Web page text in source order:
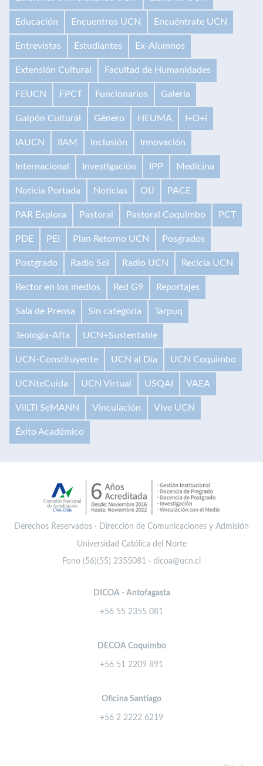
Educación Encuentros UCN Encuéntrate UCN
Entrevistas Estudiantes Ex-Alumnos
Extensión Cultural Facultad de Humanidades
FEUCN FPCT Funcionarios Galería
Galpón Cultural Género HEUMA I+D+i
IAUCN IIAM Inclusión Innovación
Internacional Investigación IPP Medicina
Noticia Portada Noticias OIJ PACE
PAR Explora Pastoral Pastoral Coquimbo PCT
PDE PEI Plan Retorno UCN Posgrados
Postgrado Radio Sol Radio UCN Recicla UCN
Rector en los medios Red G9 Reportajes
Sala de Prensa Sin categoría Tarpuq
Teología-Afta UCN+Sustentable
UCN-Constituyente UCN al Día UCN Coquimbo
UCNteCuida UCN Virtual USQAI VAEA
VilLTI SeMANN Vinculación Vive UCN
Éxito Académico
Derechos Reservados · Dirección de Comunicaciones y Admisión
Universidad Católica del Norte
Fono (56)(55) 2355081 · dicoa@ucn.cl
DICOA - Antofagasta
+56 55 2355 081
DECOA Coquimbo
+56 51 2209 891
Oficina Santiago
+56 2 2222 6219